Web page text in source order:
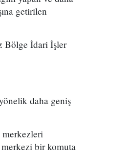
getirilen
Bölge İdari İşler
daha geniş
merkezleri
merkezi bir komuta